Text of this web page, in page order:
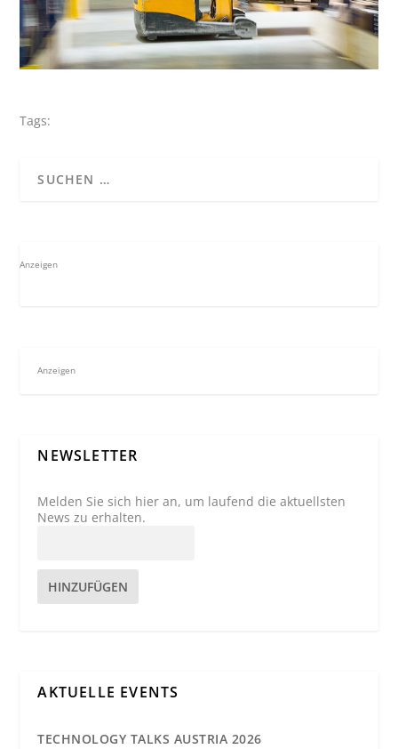
Tags:
Anzeigen
Anzeigen
NEWSLETTER
Melden Sie sich hier an, um laufend die aktuellsten
News zu erhalten.
HINZUFÜGEN
AKTUELLE EVENTS
TECHNOLOGY TALKS AUSTRIA 2026